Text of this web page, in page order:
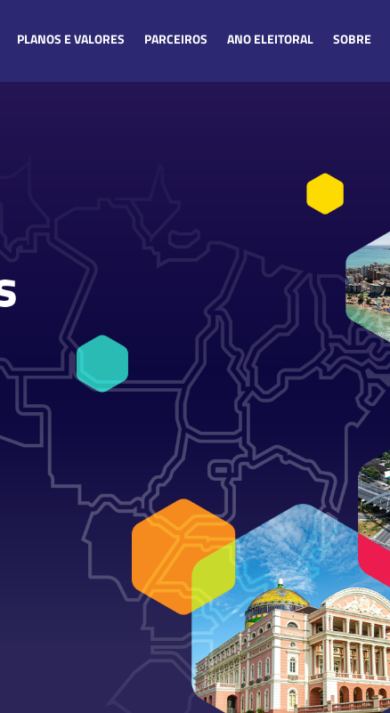
PLANOS E VALORES PARCEIROS ANO ELEITORAL SOBRE